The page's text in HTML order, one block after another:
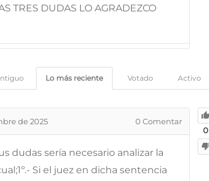
TRES DUDAS LO AGRADEZCO
Activo
Votado
Lo más reciente
0
de 2025 0 Comentar
dudas sería necesario analizar la
Si el juez en dicha sentencia